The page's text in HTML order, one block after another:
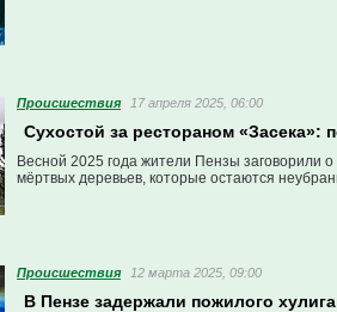
Проиcшествия 17 апреля 2025, 06:00
Сухостой за рестораном «Засека»:
Весной 2025 года жители Пензы заговорили
мёртвых деревьев, которые остаются
Проиcшествия 12 марта 2025, 09:00
В Пензе задержали пожилого